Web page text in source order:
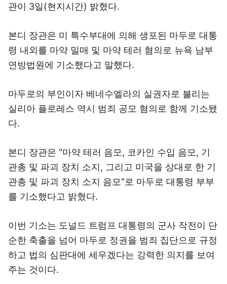
관이 3일(현지시간) 밝혔다.
본디 장관은 미 특수부대에 의해 생포된 마두로 대통
령 내외를 마약 밀매 및 마약 테러 혐의로 뉴욕 남부
연방법원에 기소했다고 말했다.
마두로의 부인이자 베네수엘라의 실권자로 불리는
실리아 플로레스 역시 범죄 공모 혐의로 함께 기소됐
다.
본디 장관은 "마약 테러 음모, 코카인 수입 음모, 기
관총 및 파괴 장치 소지, 그리고 미국을 상대로 한 기
관총 및 파괴 장치 소지 음모"로 마두로 대통령 부부
를 기소했다고 밝혔다.
이번 기소는 도널드 트럼프 대통령의 군사 작전이 단
순한 축출을 넘어 마두로 정권을 범죄 집단으로 규정
하고 법의 심판대에 세우겠다는 강력한 의지를 보여
주는 것이다.